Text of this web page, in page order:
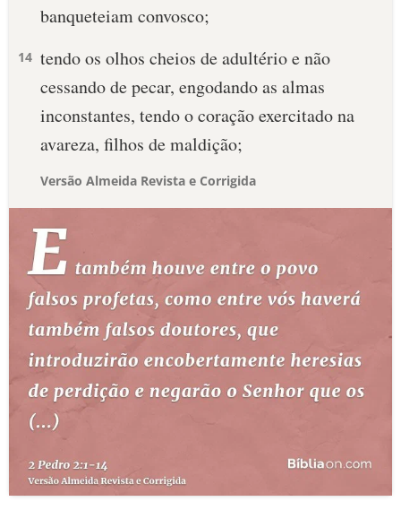
banqueteiam convosco;
14 tendo os olhos cheios de adultério e não
cessando de pecar, engodando as almas
inconstantes, tendo o coração exercitado na
avareza, filhos de maldição;
Versão Almeida Revista e Corrigida